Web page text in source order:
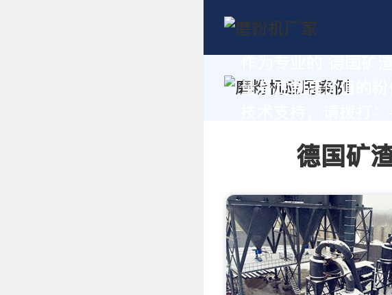
量身定制高价值的
德国矿